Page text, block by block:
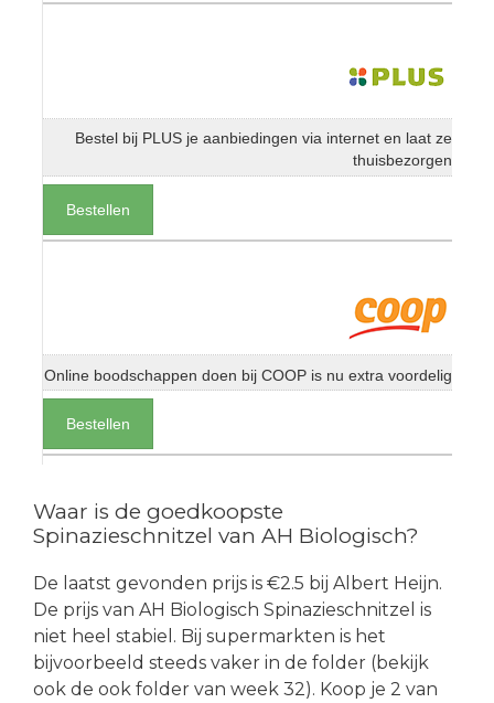
Bestel bij PLUS je aanbiedingen via internet en laat ze
thuisbezorgen
Bestellen
Online boodschappen doen bij COOP is nu extra voordelig
Bestellen
Waar is de goedkoopste
Spinazieschnitzel van AH Biologisch?
De laatst gevonden prijs is €2.5 bij Albert Heijn.
De prijs van AH Biologisch Spinazieschnitzel is
niet heel stabiel. Bij supermarkten is het
bijvoorbeeld steeds vaker in de folder (bekijk
ook de ook folder van week 32). Koop je 2 van